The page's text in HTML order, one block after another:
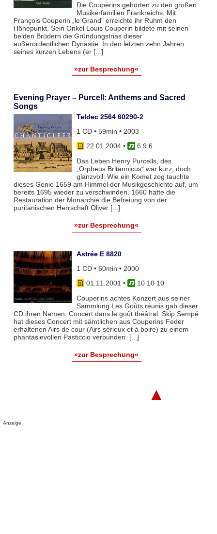
Die Couperins gehörten zu den großen
Musikerfamilien Frankreichs. Mit
François Couperin „le Grand“ erreichte ihr Ruhm den
Höhepunkt. Sein Onkel Louis Couperin bildete mit seinen
beiden Brüdern die Gründungstrias dieser
außerordentlichen Dynastie. In den letzten zehn Jahren
seines kurzen Lebens (er [...]
»zur Besprechung«
Evening Prayer – Purcell: Anthems and Sacred
Songs
Teldec 2564 60290-2
1 CD • 59min • 2003
22.01.2004•
6 9 6
Das Leben Henry Purcells, des
„Orpheus Britannicus“ war kurz, doch
glanzvoll: Wie ein Komet zog tauchte
dieses Genie 1659 am Himmel der Musikgeschichte auf, um
bereits 1695 wieder zu verschwinden. 1660 hatte die
Restauration der Monarchie die Befreiung von der
puritanischen Herrschaft Oliver [...]
»zur Besprechung«
Astrée E 8820
1 CD • 60min • 2000
01.11.2001 •
10 10 10
Couperins achtes Konzert aus seiner
Sammlung Les Goûts réunis gab dieser
CD ihren Namen: Concert dans le goût théâtral. Skip Sempé
hat dieses Concert mit sämtlichen aus Couperins Feder
erhaltenen Airs de cour (Airs sérieux et à boire) zu einem
phantasievollen Pasticcio verbunden. [...]
»zur Besprechung«
▲
Anzeige